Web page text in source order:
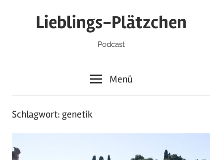
Lieblings-Plätzchen
Podcast
Menü
Schlagwort: genetik